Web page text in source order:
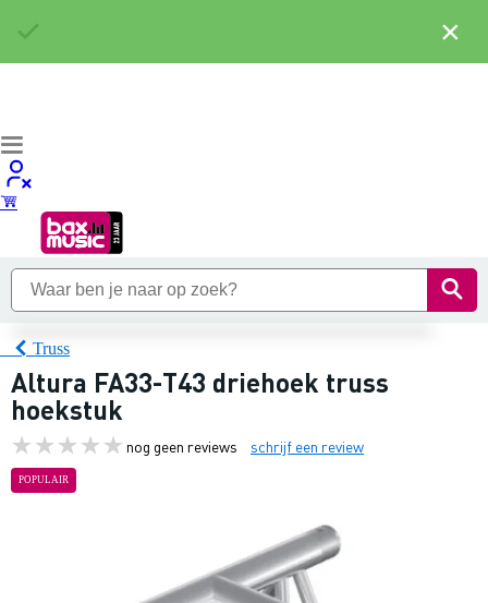
Truss
Altura FA33-T43 driehoek truss
hoekstuk
nog geen reviews schrijf een review
POPULAIR
×